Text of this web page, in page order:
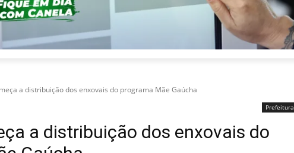
a distribuição dos enxovais do programa Mãe Gaúcha
Prefeitura
a distribuição dos enxovais do